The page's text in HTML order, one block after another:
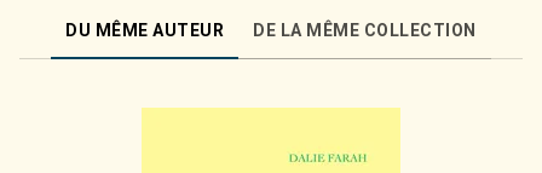
DU MÊME AUTEUR DE LA MÊME COLLECTION